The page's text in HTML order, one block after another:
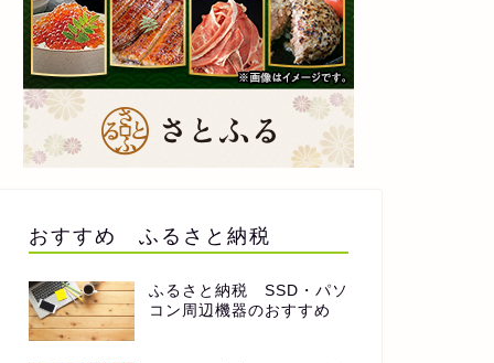
おすすめ ふるさと納税
ふるさと納税 SSD・パソ
コン周辺機器のおすすめ